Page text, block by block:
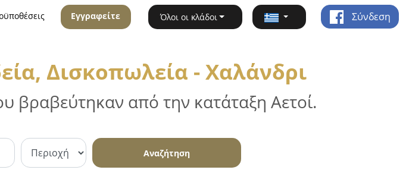
Εγγραφείτε Όλοι οι κλάδοι Σύνδεση
Δισκοπωλεία - Χαλάνδρι
βραβεύτηκαν από την κατάταξη Αετοί.
Αναζήτηση